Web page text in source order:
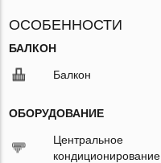
ОСОБЕННОСТИ
БАЛКОН
Балкон
ОБОРУДОВАНИЕ
Центральное
кондиционирование